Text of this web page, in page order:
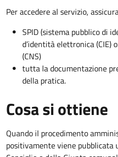
Per accedere al servizio,
SPID (sistema pubblico di
d’identità elettronica (CIE)
(CNS)
tutta la documentazione
della pratica.
Cosa si ottiene
Quando il procedimento
positivamente viene pubblicata